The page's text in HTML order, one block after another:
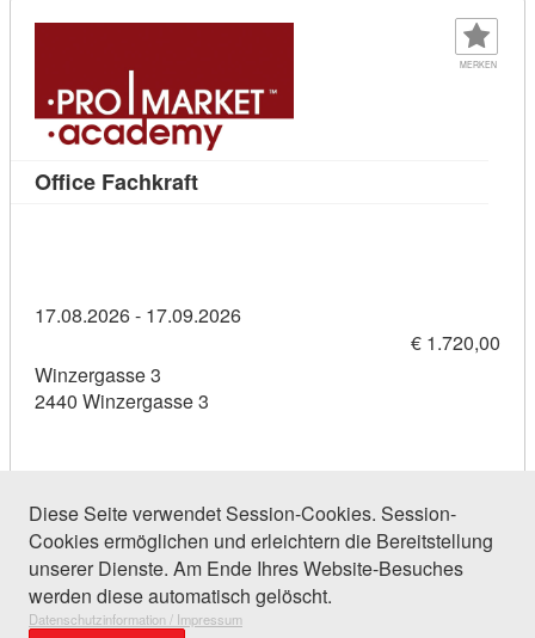
MERKEN
Office FachkraftKursdetail: Office Fachkraft
17.08.2026 - 17.09.2026
€ 1.720,00
Winzergasse 3
2440 Winzergasse 3
259 Einträge gefunden (1 von 13)
Diese Seite verwendet Session-Cookies. Session-
Cookies ermöglichen und erleichtern die Bereitstellung
unserer Dienste. Am Ende Ihres Website-Besuches
werden diese automatisch gelöscht.
Datenschutzinformation / Impressum